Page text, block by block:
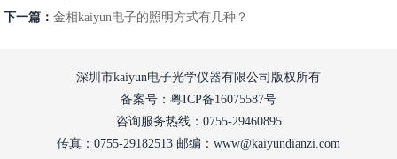
下一篇：金相kaiyun电子的照明方式有几种？
深圳市kaiyun电子光学仪器有限公司版权所有
备案号：粤ICP备16075587号
咨询服务热线：0755-29460895
传真：0755-29182513 邮编：www@kaiyundianzi.com